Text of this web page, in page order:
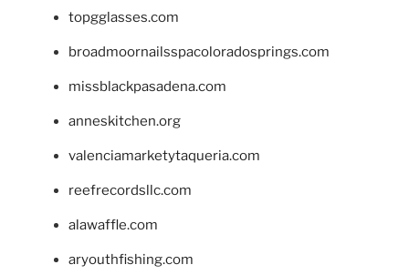
topgglasses.com
broadmoornailsspacoloradosprings.com
missblackpasadena.com
anneskitchen.org
valenciamarketytaqueria.com
reefrecordsllc.com
alawaffle.com
aryouthfishing.com